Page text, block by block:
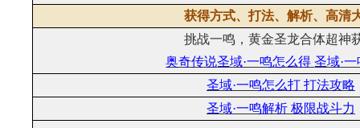
获得方式、打法、解析、高清
挑战一鸣，黄金圣龙合体超神
奥奇传说圣域·一鸣怎么得圣域·
圣域·一鸣怎么打 打法攻略
圣域·一鸣解析 极限战斗力